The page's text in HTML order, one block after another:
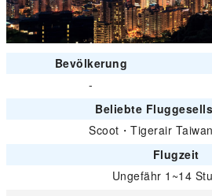
Bevölkerung
-
Beliebte
Scoot ・Tigerair Taiwan
Flugzeit
Ungefähr 1~14